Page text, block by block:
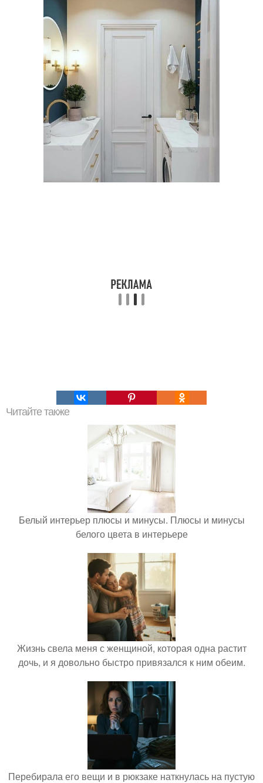
Читайте также
Белый интерьер плюсы и минусы. Плюсы и минусы
белого цвета в интерьере
Жизнь свела меня с женщиной, которая одна растит
дочь, и я довольно быстро привязался к ним обеим.
Перебирала его вещи и в рюкзаке наткнулась на пустую